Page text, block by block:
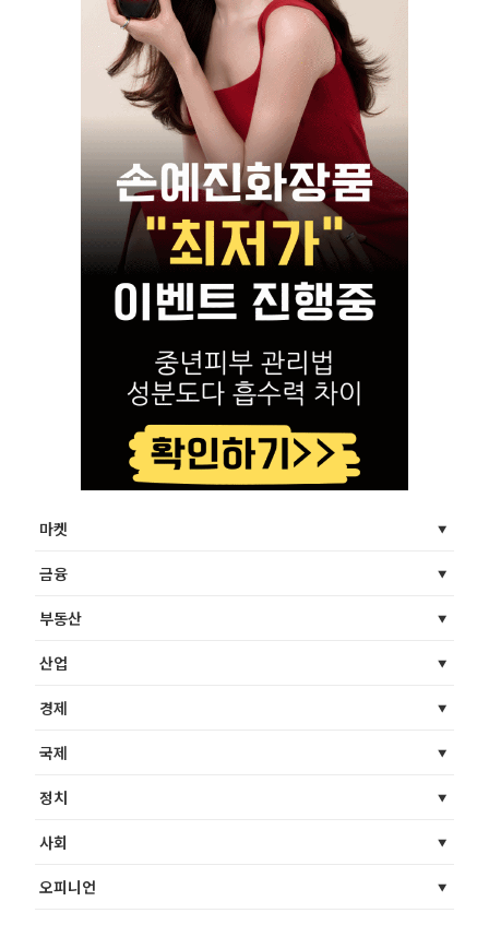
마켓
금융
부동산
산업
경제
국제
정치
사회
오피니언